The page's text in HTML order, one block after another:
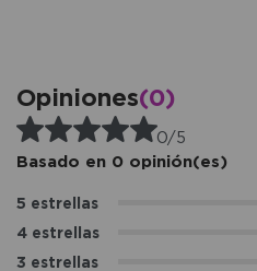
Opiniones(0)
0/5
Basado en 0 opinión(es)
5 estrellas
4 estrellas
3 estrellas